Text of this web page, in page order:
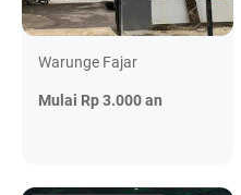
Warunge Fajar
Mulai Rp 3.000 an